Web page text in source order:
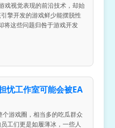
戏视觉表现的前沿技术，却始
擎开发的游戏鲜少能摆脱性
将这些问题归咎于游戏开发
忧工作室可能会被EA
游戏圈，相当多的吃瓜群众
工们更是如履薄冰，一些人